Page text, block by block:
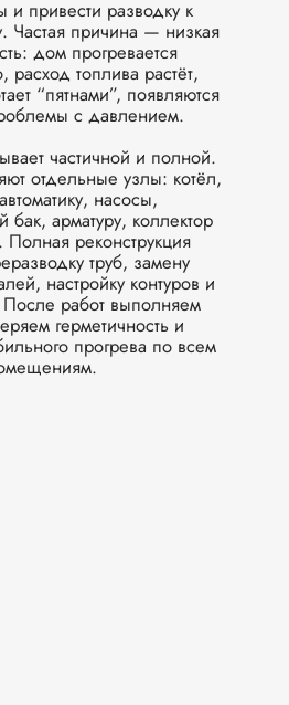
и привести разводку к
Частая причина — низкая
дом прогревается
топлива растёт,
“пятнами”, появляются
с давлением.
частичной и полной.
отдельные узлы: котёл,
насосы,
арматуру, коллектор
Полная реконструкция
труб, замену
настройку контуров и
После работ выполняем
герметичность и
прогрева по всем